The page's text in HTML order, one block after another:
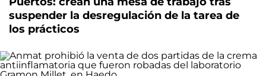
suspender la desregulación de la tarea de
los prácticos